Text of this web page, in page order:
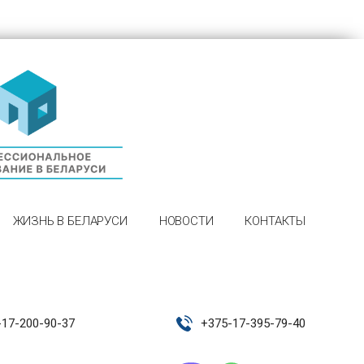
ЖИЗНЬ В БЕЛАРУСИ НОВОСТИ КОНТАКТЫ
200-90-37 +375-17-395-79-40